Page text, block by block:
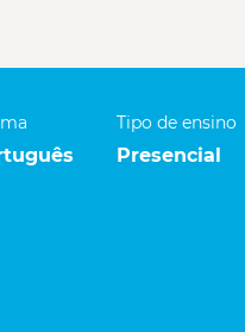
Tipo de ensino
Presencial